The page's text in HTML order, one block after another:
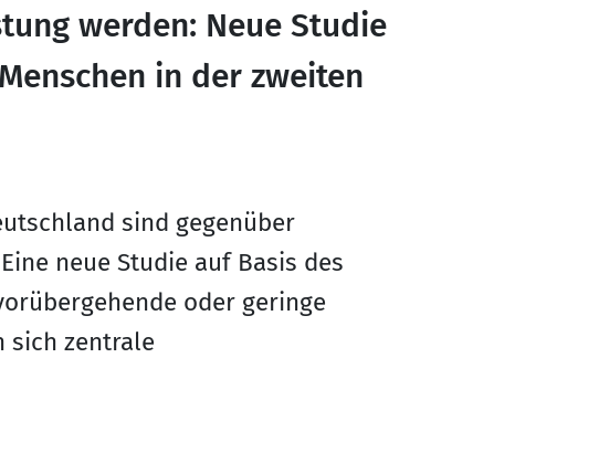
werden: Neue Studie
in der zweiten
sind gegenüber
neue Studie auf Basis des
oder geringe
sich zentrale